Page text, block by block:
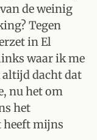
de weinig
Tegen
in El
waar ik me
altijd dacht dat
nu het om
het
heeft mijns